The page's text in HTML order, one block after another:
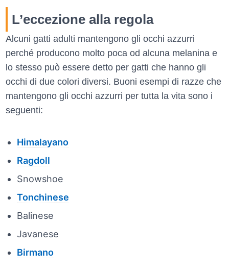
L’eccezione alla regola
Alcuni gatti adulti mantengono gli occhi azzurri
perché producono molto poca od alcuna melanina e
lo stesso può essere detto per gatti che hanno gli
occhi di due colori diversi. Buoni esempi di razze che
mantengono gli occhi azzurri per tutta la vita sono i
seguenti:
Himalayano
Ragdoll
Snowshoe
Tonchinese
Balinese
Javanese
Birmano